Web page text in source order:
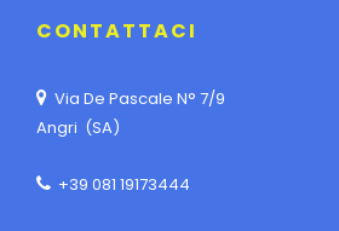
CONTATTACI
Via De Pascale N° 7/9
Angri (SA)
+39 081 19173444